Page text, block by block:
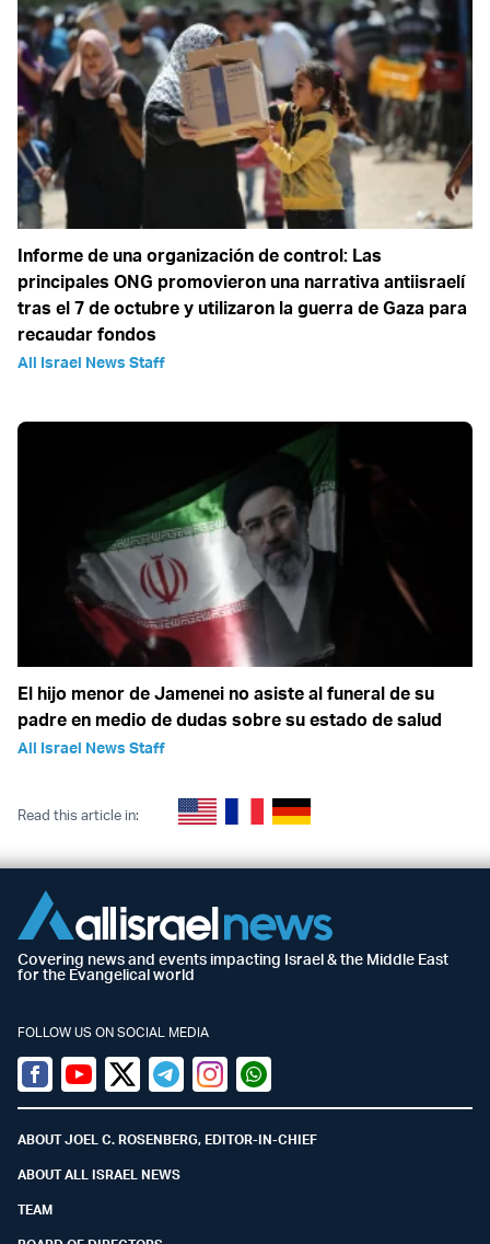
Informe de una organización de control: Las
principales ONG promovieron una narrativa antiisraelí
tras el 7 de octubre y utilizaron la guerra de Gaza para
recaudar fondos
All Israel News Staff
El hijo menor de Jamenei no asiste al funeral de su
padre en medio de dudas sobre su estado de salud
All Israel News Staff
Read this article in:
Covering news and events impacting Israel & the Middle East
for the Evangelical world
FOLLOW US ON SOCIAL MEDIA
Facebook
YoutubeTwitter (X)
TelegramInstagramWhatsapp
ABOUT JOEL C. ROSENBERG, EDITOR-IN-CHIEF
ABOUT ALL ISRAEL NEWS
TEAM